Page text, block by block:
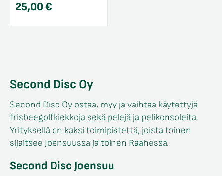
25,00€
Second Disc Oy
Second Disc Oy ostaa, myy ja vaihtaa käytettyjä
frisbeegolfkiekkoja sekä pelejä ja pelikonsoleita.
Yrityksellä on kaksi toimipistettä, joista toinen
sijaitsee Joensuussa ja toinen Raahessa.
Second Disc Joensuu